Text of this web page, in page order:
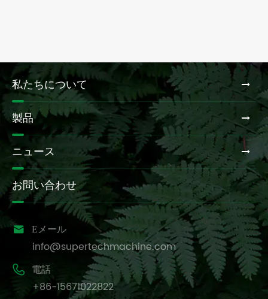
私たちについて
製品
ニュース
お問い合わせ
 Eメール
info@supertechmachine.com
 電話
+86-15671022822